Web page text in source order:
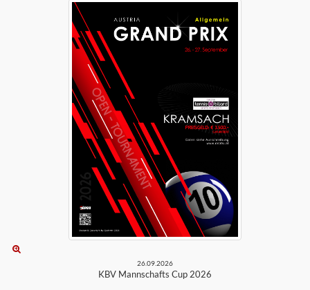
26.09.2026
KBV Mannschafts Cup 2026